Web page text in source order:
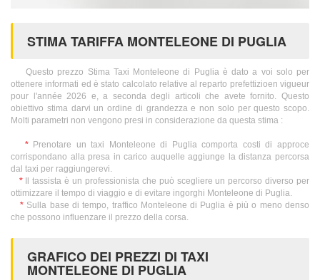
STIMA TARIFFA MONTELEONE DI PUGLIA
Questo prezzo Stima Taxi Monteleone di Puglia è dato a voi solo per
ottenere informati ed è stato calcolato relative al reparto prefettizioen vigueur
pour l'année 2026 e, a seconda degli articoli che avete fornito. Questo
obiettivo stima darvi un ordine di grandezza e non solo per questo scopo.
Molti parametri non vengono presi in considerazione da questa stima :
*Prenotare un taxi Monteleone di Puglia comporta costi di approce
corrispondano alla presa in carico auquelle aggiunge la distanza percorsa
dal taxi per raggiungerevi.
*Il tassista è un professionista che può scegliere un percorso diverso per
ottimizzare il tempo di viaggio e di evitare ingorghi Monteleone di Puglia.
*Sulla base di tempo, traffico Monteleone di Puglia è più o meno denso
che possono influenzare il prezzo della corsa.
GRAFICO DEI PREZZI DI TAXI
MONTELEONE DI PUGLIA